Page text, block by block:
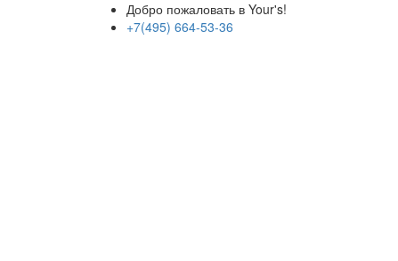
Добро пожаловать в Your's!
+7(495) 664-53-36